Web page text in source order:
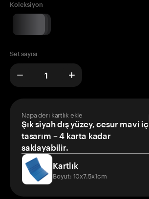
Koleksiyon
Set sayısı
Napa deri kartlık ekle
Şık siyah dış yüzey, cesur mavi iç
tasarım – 4 karta kadar
saklayabilir.
Kartlık
Boyut: 10x7.5x1cm